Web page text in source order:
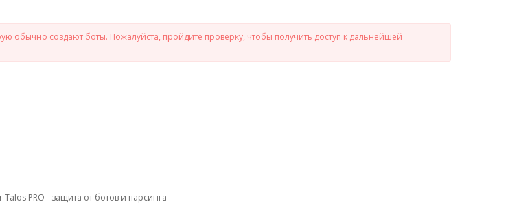
обычно создают боты. Пожалуйста, пройдите проверку, чтобы получить доступ к дальнейшей
PRO - защита от ботов и парсинга